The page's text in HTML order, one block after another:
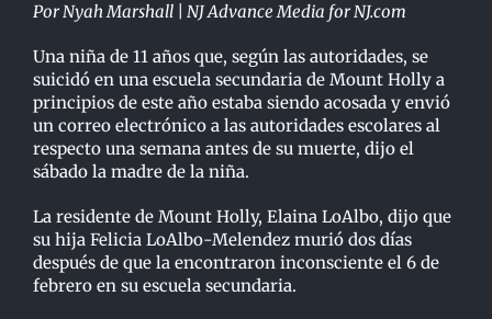
Por Nyah Marshall | NJ Advance Media for NJ.com
Una niña de 11 años que, según las autoridades, se
suicidó en una escuela secundaria de Mount Holly a
principios de este año estaba siendo acosada y envió
un correo electrónico a las autoridades escolares al
respecto una semana antes de su muerte, dijo el
sábado la madre de la niña.
La residente de Mount Holly, Elaina LoAlbo, dijo que
su hija Felicia LoAlbo-Melendez murió dos días
después de que la encontraron inconsciente el 6 de
febrero en su escuela secundaria.